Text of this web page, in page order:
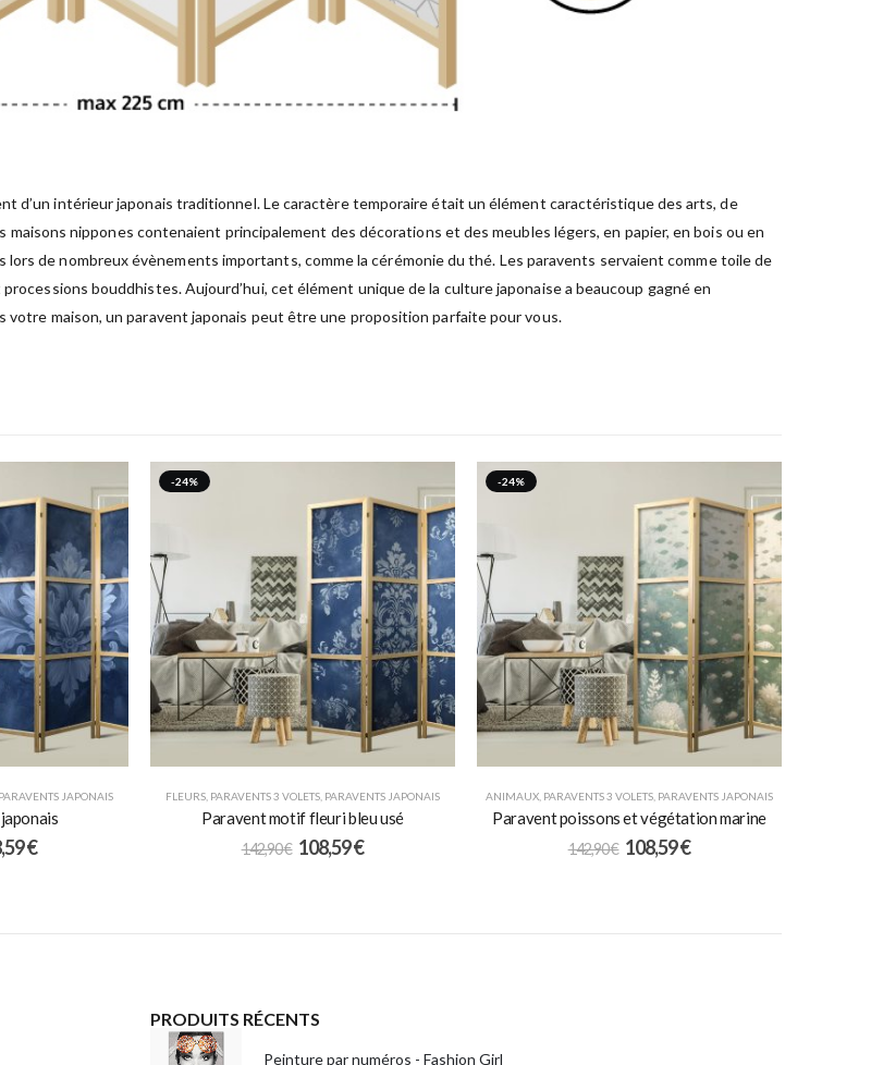
d’un intérieur japonais traditionnel. Le caractère temporaire était un élément caractéristique des arts, de
nippones contenaient principalement des décorations et des meubles légers, en papier, en bois ou en
lors de nombreux évènements importants, comme la cérémonie du thé. Les paravents servaient comme toile de
bouddhistes. Aujourd’hui, cet élément unique de la culture japonaise a beaucoup gagné en
votre maison, un paravent japonais peut être une proposition parfaite pour vous.
PARAVENTS JAPONAIS
€
-24%
FLEURS PARAVENTS 3 VOLETS PARAVENTS JAPONAIS
Paravent motif fleuri bleu usé
142,90€ 108,59€
-24%
ANIMAUX PARAVENTS 3 VOLETS PARAVENTS JAPONAIS
Paravent poissons et végétation marine
142,90€ 108,59€
PRODUITS RÉCENTS
Peinture par numéros - Fashion Girl